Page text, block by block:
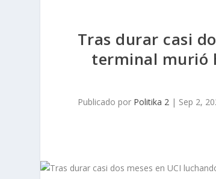
Tras durar casi
terminal murió
Publicado por Politika 2| Sep 2,